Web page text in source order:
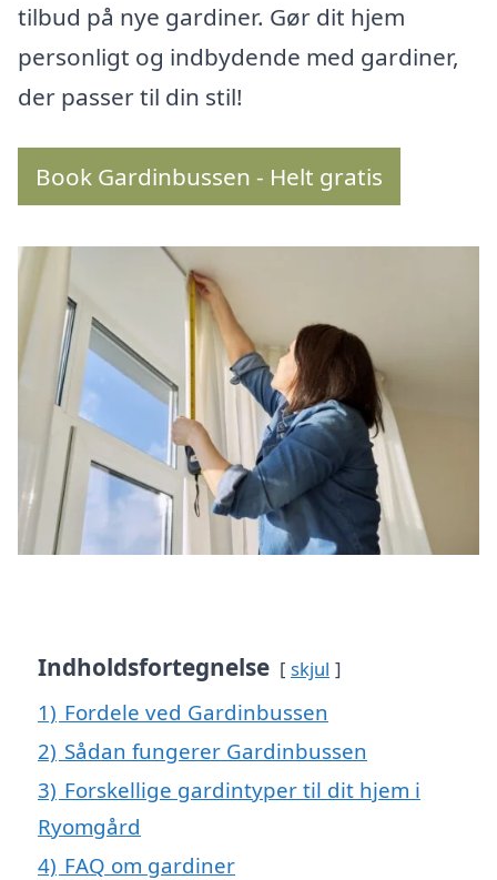
tilbud på nye gardiner. Gør dit hjem
personligt og indbydende med gardiner,
der passer til din stil!
Book Gardinbussen - Helt gratis
Indholdsfortegnelse skjul
1) Fordele ved Gardinbussen
2) Sådan fungerer Gardinbussen
3) Forskellige gardintyper til dit hjem i
Ryomgård
4) FAQ om gardiner